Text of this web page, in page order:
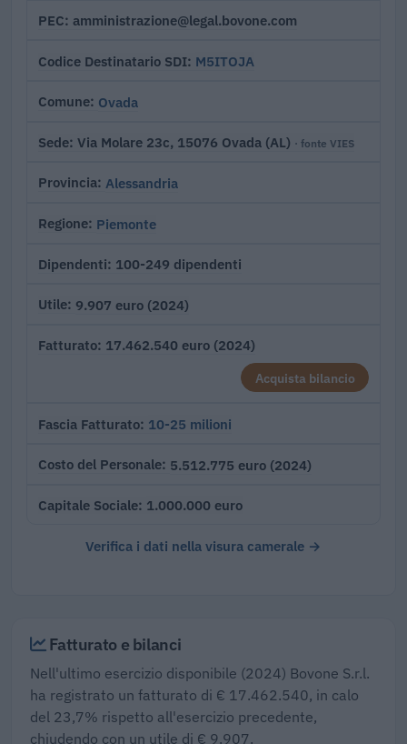
PEC amministrazione@legal.bovone.com
Codice Destinatario SDI M5ITOJA
Comune Ovada
Sede Via Molare 23c, 15076 Ovada (AL) · fonte VIES
Provincia Alessandria
Regione Piemonte
Dipendenti 100-249 dipendenti
Utile 9.907 euro (2024)
Fatturato 17.462.540 euro (2024)
Acquista bilancio
Fascia Fatturato 10-25 milioni
Costo del Personale 5.512.775 euro (2024)
Capitale Sociale 1.000.000 euro
Verifica i dati nella visura camerale →
Fatturato e bilanci
Nell'ultimo esercizio disponibile (2024) Bovone S.r.l.
ha registrato un fatturato di € 17.462.540, in calo
del 23,7% rispetto all'esercizio precedente,
chiudendo con un utile di € 9.907.